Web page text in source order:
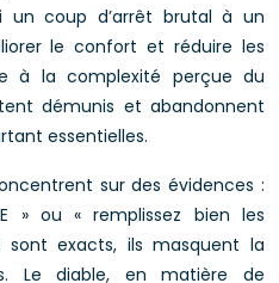
un coup d’arrêt brutal à un
le confort et réduire les
à la complexité perçue du
démunis et abandonnent
essentielles.
sur des évidences :
» ou « remplissez bien les
sont exacts, ils masquent la
Le diable, en matière de